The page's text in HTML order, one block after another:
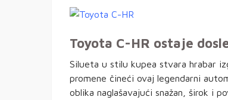
Toyota C-HR ostaje
Silueta u stilu kupea stvara hrabar
promene čineći ovaj legendarni
oblika naglašavajući snažan, širok i